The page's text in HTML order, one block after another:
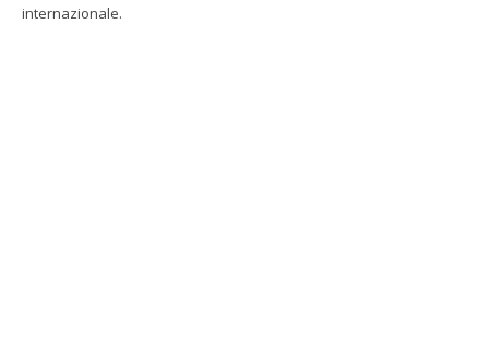
internazionale.